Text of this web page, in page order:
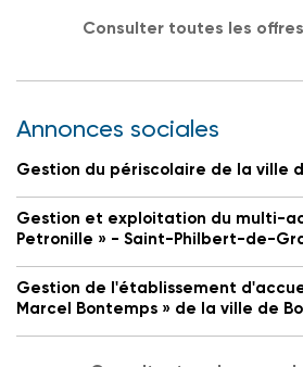
Consulter toutes les
Annonces sociales
Gestion du périscolaire de la ville
Gestion et exploitation du multi-
Petronille » - Saint-Philbert-de-
Gestion de l'établissement
Marcel Bontemps » de la ville de